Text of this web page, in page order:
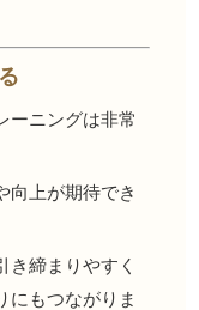
ーニングは非常
向上が期待でき
き締まりやすく
にもつながりま